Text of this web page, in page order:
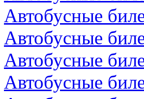
Автобусные
Автобусные
Автобусные
Автобусные